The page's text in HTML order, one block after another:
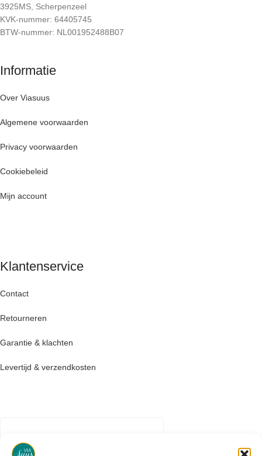
3925MS, Scherpenzeel
KVK-nummer: 64405745
BTW-nummer: NL001952488B07
Informatie
Over Viasuus
Algemene voorwaarden
Privacy voorwaarden
Cookiebeleid
Mijn account
Klantenservice
Contact
Retourneren
Garantie & klachten
Levertijd & verzendkosten